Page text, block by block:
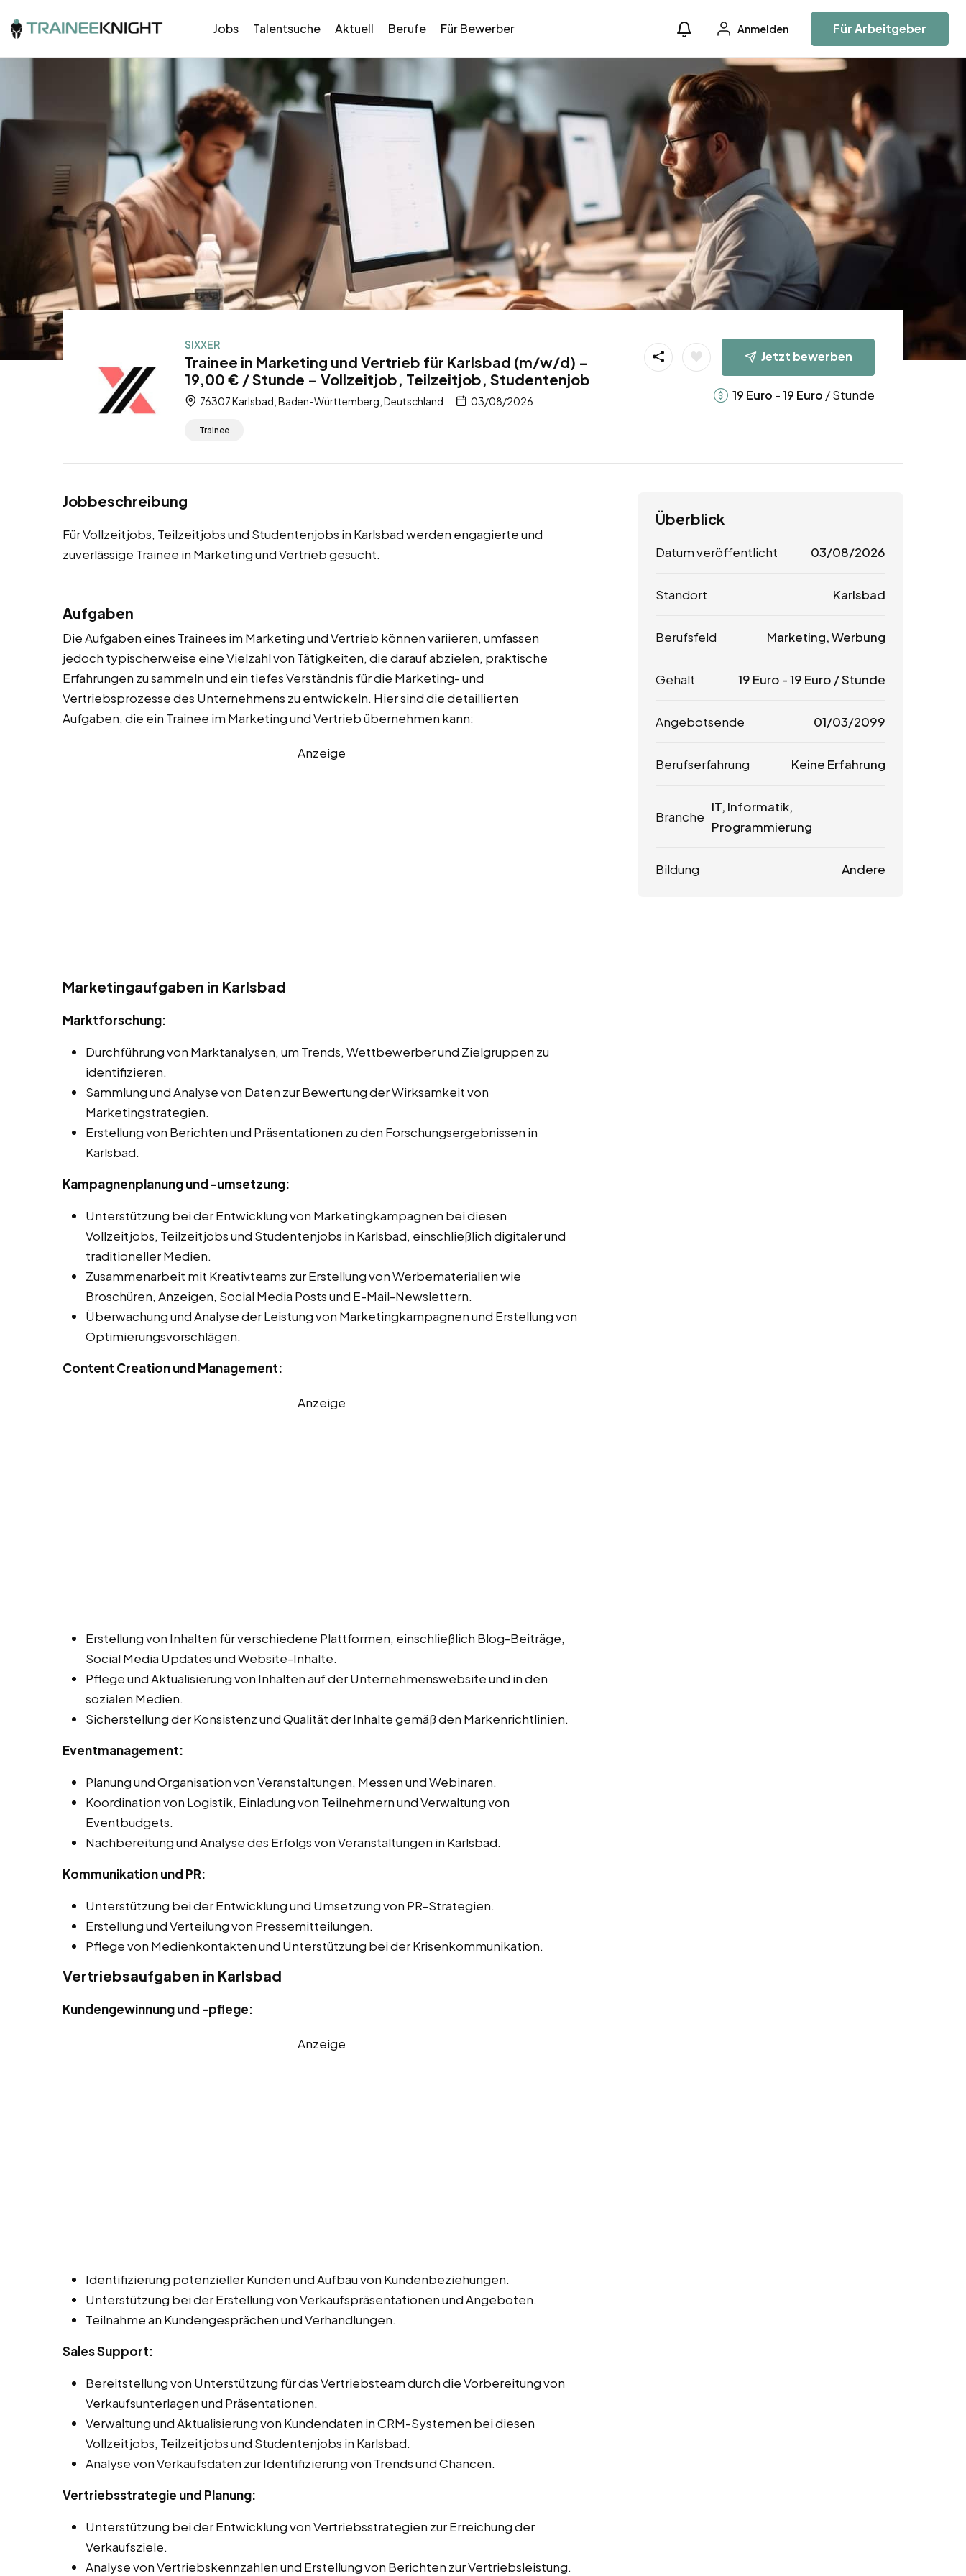
Jobs Talentsuche Aktuell Berufe Für Bewerber Anmelden Für Arbeitgeber
SIXXER
Trainee in Marketing und Vertrieb für Karlsbad (m/w/d) –
19,00 € / Stunde – Vollzeitjob, Teilzeitjob, Studentenjob
76307 Karlsbad, Baden-Württemberg, Deutschland 03/08/2026
Trainee
Jetzt bewerben
19 Euro -19 Euro / Stunde
Jobbeschreibung
Für Vollzeitjobs, Teilzeitjobs und Studentenjobs in Karlsbad werden engagierte und
zuverlässige Trainee in Marketing und Vertrieb gesucht.
Aufgaben
Die Aufgaben eines Trainees im Marketing und Vertrieb können variieren, umfassen
jedoch typischerweise eine Vielzahl von Tätigkeiten, die darauf abzielen, praktische
Erfahrungen zu sammeln und ein tiefes Verständnis für die Marketing- und
Vertriebsprozesse des Unternehmens zu entwickeln. Hier sind die detaillierten
Aufgaben, die ein Trainee im Marketing und Vertrieb übernehmen kann:
Anzeige
Marketingaufgaben in Karlsbad
Marktforschung:
Durchführung von Marktanalysen, um Trends, Wettbewerber und Zielgruppen zu
identifizieren.
Sammlung und Analyse von Daten zur Bewertung der Wirksamkeit von
Marketingstrategien.
Erstellung von Berichten und Präsentationen zu den Forschungsergebnissen in
Karlsbad.
Kampagnenplanung und -umsetzung:
Unterstützung bei der Entwicklung von Marketingkampagnen bei diesen
Vollzeitjobs, Teilzeitjobs und Studentenjobs in Karlsbad, einschließlich digitaler und
traditioneller Medien.
Zusammenarbeit mit Kreativteams zur Erstellung von Werbematerialien wie
Broschüren, Anzeigen, Social Media Posts und E-Mail-Newslettern.
Überwachung und Analyse der Leistung von Marketingkampagnen und Erstellung von
Optimierungsvorschlägen.
Content Creation und Management:
Anzeige
Erstellung von Inhalten für verschiedene Plattformen, einschließlich Blog-Beiträge,
Social Media Updates und Website-Inhalte.
Pflege und Aktualisierung von Inhalten auf der Unternehmenswebsite und in den
sozialen Medien.
Sicherstellung der Konsistenz und Qualität der Inhalte gemäß den Markenrichtlinien.
Eventmanagement:
Planung und Organisation von Veranstaltungen, Messen und Webinaren.
Koordination von Logistik, Einladung von Teilnehmern und Verwaltung von
Eventbudgets.
Nachbereitung und Analyse des Erfolgs von Veranstaltungen in Karlsbad.
Kommunikation und PR:
Unterstützung bei der Entwicklung und Umsetzung von PR-Strategien.
Erstellung und Verteilung von Pressemitteilungen.
Pflege von Medienkontakten und Unterstützung bei der Krisenkommunikation.
Vertriebsaufgaben in Karlsbad
Kundengewinnung und -pflege:
Anzeige
Identifizierung potenzieller Kunden und Aufbau von Kundenbeziehungen.
Unterstützung bei der Erstellung von Verkaufspräsentationen und Angeboten.
Teilnahme an Kundengesprächen und Verhandlungen.
Sales Support:
Bereitstellung von Unterstützung für das Vertriebsteam durch die Vorbereitung von
Verkaufsunterlagen und Präsentationen.
Verwaltung und Aktualisierung von Kundendaten in CRM-Systemen bei diesen
Vollzeitjobs, Teilzeitjobs und Studentenjobs in Karlsbad.
Analyse von Verkaufsdaten zur Identifizierung von Trends und Chancen.
Vertriebsstrategie und Planung:
Unterstützung bei der Entwicklung von Vertriebsstrategien zur Erreichung der
Verkaufsziele.
Analyse von Vertriebskennzahlen und Erstellung von Berichten zur Vertriebsleistung.
Überblick
Datum veröffentlicht 03/08/2026
Standort Karlsbad
Berufsfeld Marketing, Werbung
Gehalt 19 Euro -19 Euro / Stunde
Angebotsende 01/03/2099
Berufserfahrung Keine Erfahrung
Branche
IT, Informatik,
Programmierung
Bildung Andere